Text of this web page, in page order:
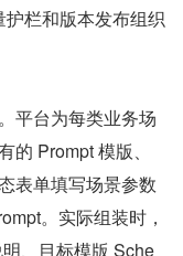
栏和版本发布组织
。平台为每类业务场
Prompt 模版、
表单填写场景参数
。实际组装时，
、目标模版 Sche